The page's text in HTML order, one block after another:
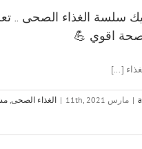
سلسة الغذاء الصحى ..
اقوي 💪
[...]
| مارس 11th, 2021 | الغذاء الصحى